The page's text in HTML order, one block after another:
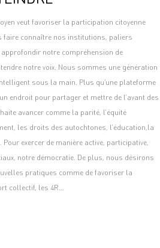
veut favoriser la participation citoyenne
faire connaître nos institutions, paliers
notre compréhension de
notre voix. Nous sommes une génération
sous la main. Plus qu’une plateforme
endroit pour partager et mettre de l’avant des
avancer comme la parité, l’équité
les droits des autochtones, l’éducation,la
exercer de manière active, participative,
notre démocratie. De plus, nous désirons
pratiques comme de favoriser la
collectif, les 4R…